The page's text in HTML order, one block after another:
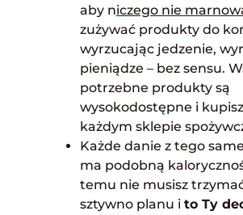
aby niczego nie
zużywać produkty do
wyrzucając jedzenie,
pieniądze – bez sensu.
potrzebne produkty są
wysokodostępne i
każdym sklepie
Każde danie z tego
ma podobną
temu nie musisz
sztywno planu i to Ty